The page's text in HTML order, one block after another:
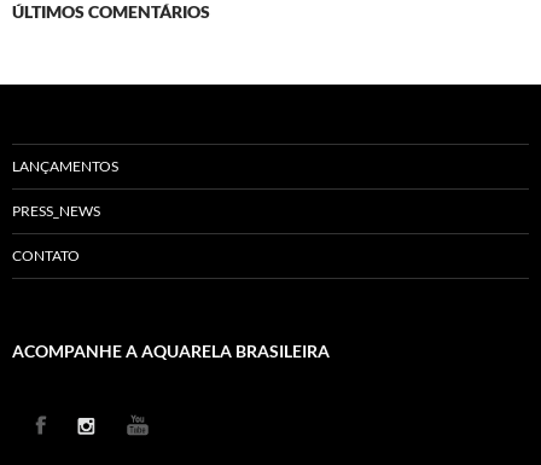
ÚLTIMOS COMENTÁRIOS
LANÇAMENTOS
PRESS_NEWS
CONTATO
ACOMPANHE A AQUARELA BRASILEIRA